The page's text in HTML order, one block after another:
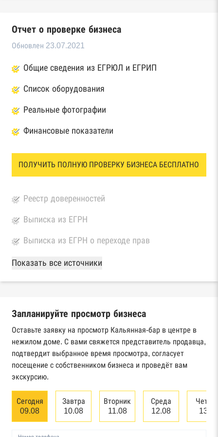
Отчет о проверке бизнеса
Обновлен 23.07.2021
Общие сведения из ЕГРЮЛ и ЕГРИП
Список оборудования
Реальные фотографии
Финансовые показатели
ПОЛУЧИТЬ ПОЛНУЮ ПРОВЕРКУ БИЗНЕСА БЕСПЛАТНО
Реестр доверенностей
Выписка из ЕГРН
Выписка из ЕГРН о переходе прав
База Росстата
Реестры ЕГРЮЛ и ЕГРИП Федеральной
Реестр государственных контрактов
Федерального казначейства
Картотека арбитражных дел Высшего
арбитражного суда
Единый федеральный реестр сведений о
банкротстве юридических лиц
Показать все источники
Запланируйте просмотр бизнеса
Оставьте заявку на просмотр Кальянная-бар в центре в
нежилом доме. С вами свяжется представитель продавца,
подтвердит выбранное время просмотра, согласует
посещение с собственником бизнеса и проведёт вам
экскурсию.
Сегодня
09.08
Завтра
10.08
Вторник
11.08
Среда
12.08
13.08